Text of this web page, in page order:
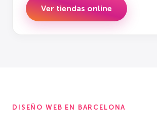
Ver tiendas online
DISEÑO WEB EN BARCELONA